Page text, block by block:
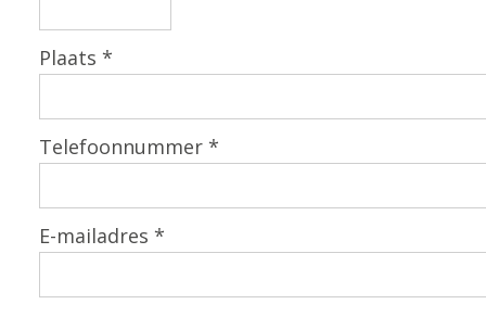
Plaats *
Telefoonnummer *
E-mailadres *